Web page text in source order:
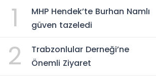
1
MHP Hendek’te Burhan Namlı
güven tazeledi
2
Trabzonlular Derneği’ne
Önemli Ziyaret